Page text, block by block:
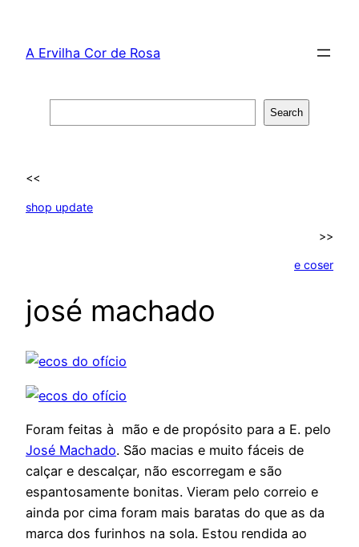
content
A Ervilha Cor de Rosa
Search
<<
shop update
>>
e coser
josé machado
Foram feitas à mão e de propósito para a E. pelo
José Machado. São macias e muito fáceis de
calçar e descalçar, não escorregam e são
espantosamente bonitas. Vieram pelo correio e
ainda por cima foram mais baratas do que as da
marca dos furinhos na sola. Estou rendida ao